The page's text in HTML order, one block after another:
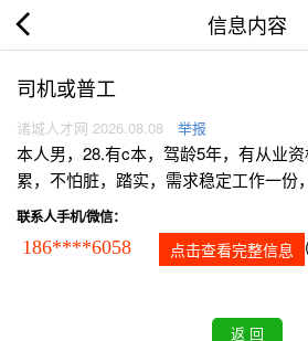
信息内容
司机或普工
诸城人才网 2026.08.08 举报
本人男，28.有c本，驾龄5年，有从业
累，不怕脏，踏实，需求稳定工作一份
联系人手机/微信：
186****6058 点击查看完整信息